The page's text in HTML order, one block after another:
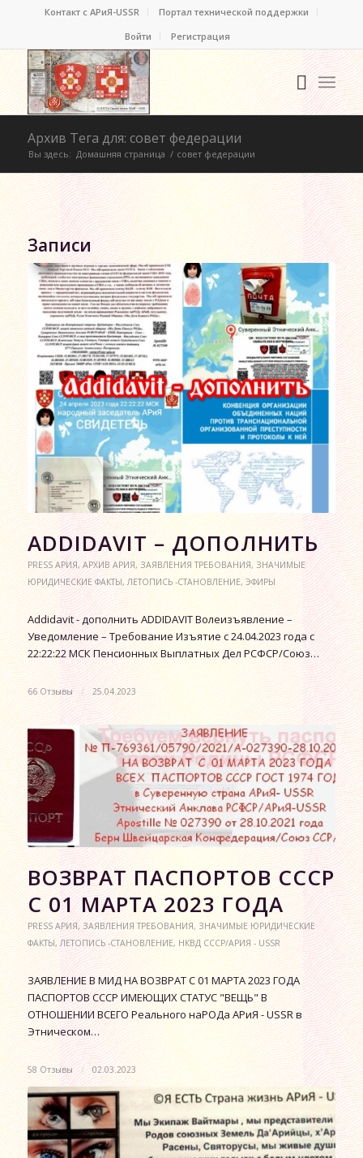
Контакт c АРиЯ-USSR
Портал технической поддержки
Войти
Регистрация
Архив Тега для: совет федерации
Вы здесь: Домашняя страница / совет федерации
Записи
АDDIDAVIT – ДОПОЛНИТЬ
PRESS АРИЯ,АРХИВ АРИЯ,ЗАЯВЛЕНИЯ ТРЕБОВАНИЯ,ЗНАЧИМЫЕ
ЮРИДИЧЕСКИЕ ФАКТЫ,ЛЕТОПИСЬ -СТАНОВЛЕНИЕ,ЭФИРЫ
Аddidavit - дополнить ADDIDAVIT Волеизъявление –
Уведомление – Требование Изъятие с 24.04.2023 года с
22:22:22 МСК Пенсионных Выплатных Дел РСФСР/Союз…
66 Отзывы / 25.04.2023
ВОЗВРАТ ПАСПОРТОВ СССР
С 01 МАРТА 2023 ГОДА
PRESS АРИЯ,ЗАЯВЛЕНИЯ ТРЕБОВАНИЯ,ЗНАЧИМЫЕ ЮРИДИЧЕСКИЕ
ФАКТЫ,ЛЕТОПИСЬ -СТАНОВЛЕНИЕ,НКВД СССР/АРИЯ - USSR
ЗАЯВЛЕНИЕ В МИД НА ВОЗВРАТ С 01 МАРТА 2023 ГОДА
ПАСПОРТОВ СССР ИМЕЮЩИХ СТАТУС "ВЕЩЬ" В
ОТНОШЕНИИ ВСЕГО Реального наРОДа АРиЯ - USSR в
Этническом…
58 Отзывы / 02.03.2023